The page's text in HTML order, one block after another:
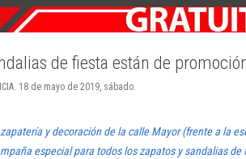
de fiesta están de
18 de mayo de 2019, sábado.
y decoración de la calle Mayor (frente a la
especial para todos los zapatos y sandalias de